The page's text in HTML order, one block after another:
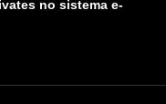
no sistema e-